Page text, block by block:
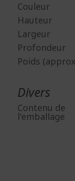
Couleur
Hauteur
Largeur
Profondeur
Poids
Divers
Contenu de
l'emballage